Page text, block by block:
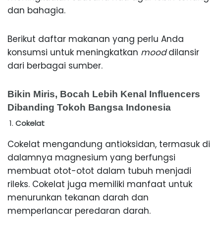
dan bahagia.
Berikut daftar makanan yang perlu Anda
konsumsi untuk meningkatkan mooddilansir
dari berbagai sumber.
Bikin Miris, Bocah Lebih Kenal Influencers
Dibanding Tokoh Bangsa Indonesia
Cokelat
Cokelat mengandung antioksidan, termasuk di
dalamnya magnesium yang berfungsi
membuat otot-otot dalam tubuh menjadi
rileks. Cokelat juga memiliki manfaat untuk
menurunkan tekanan darah dan
memperlancar peredaran darah.